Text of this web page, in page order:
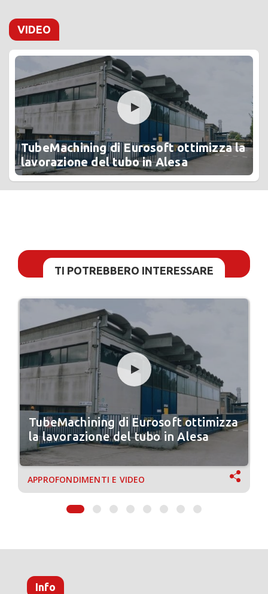
VIDEO
TubeMachining di Eurosoft ottimizza la
lavorazione del tubo in Alesa
TI POTREBBERO INTERESSARE
TubeMachining di Eurosoft ottimizza
la lavorazione del tubo in Alesa
APPROFONDIMENTI E VIDEO
Info